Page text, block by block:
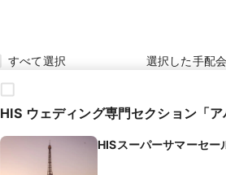
すべて選択 選択した手配
HIS ウェディング専門セクション「ア
HISスーパーサマーセー